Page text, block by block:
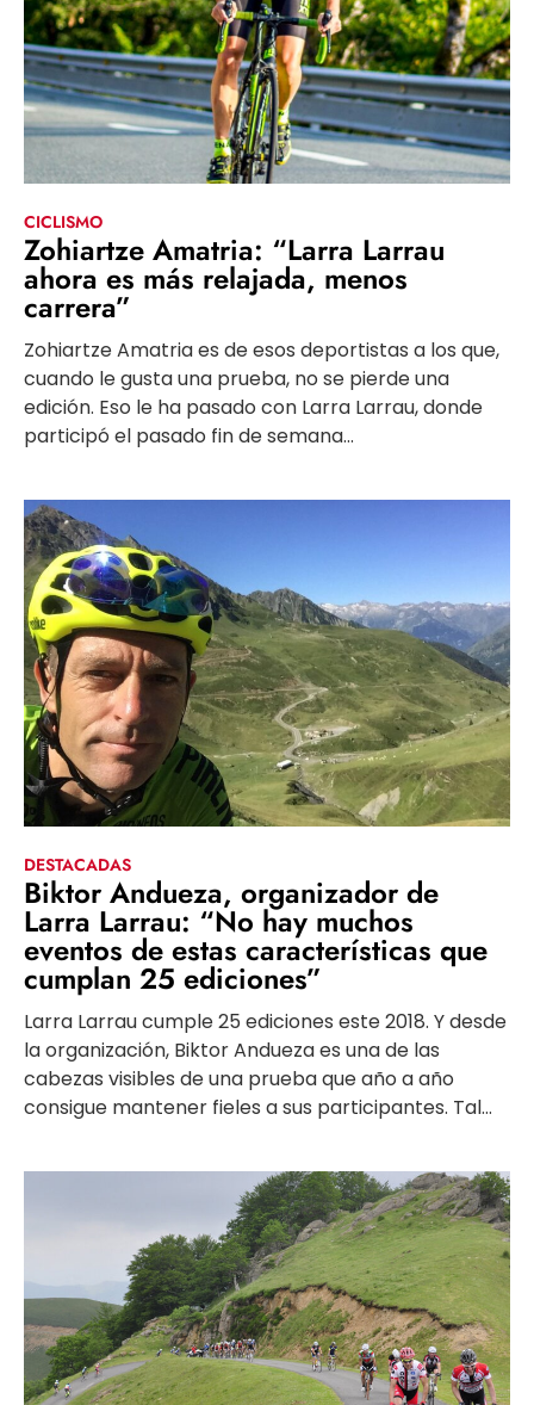
CICLISMO
Zohiartze Amatria: “Larra Larrau
ahora es más relajada, menos
carrera”
Zohiartze Amatria es de esos deportistas a los que,
cuando le gusta una prueba, no se pierde una
edición. Eso le ha pasado con Larra Larrau, donde
participó el pasado fin de semana...
DESTACADAS
Biktor Andueza, organizador de
Larra Larrau: “No hay muchos
eventos de estas características que
cumplan 25 ediciones”
Larra Larrau cumple 25 ediciones este 2018. Y desde
la organización, Biktor Andueza es una de las
cabezas visibles de una prueba que año a año
consigue mantener fieles a sus participantes. Tal...